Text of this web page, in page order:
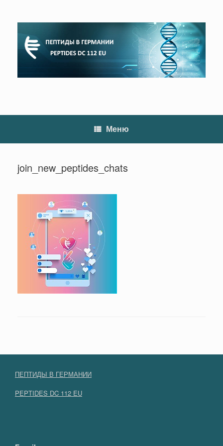
содержанию
Меню
join_new_peptides_chats
ПЕПТИДЫ В ГЕРМАНИИ
PEPTIDES DC 112 EU